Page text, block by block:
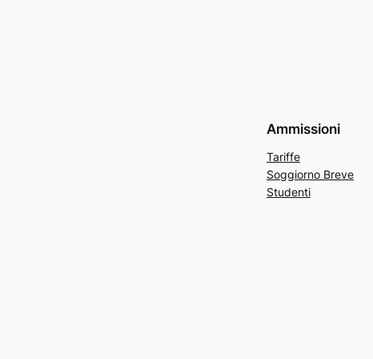
Ammissioni
Tariffe
Soggiorno Breve
Studenti